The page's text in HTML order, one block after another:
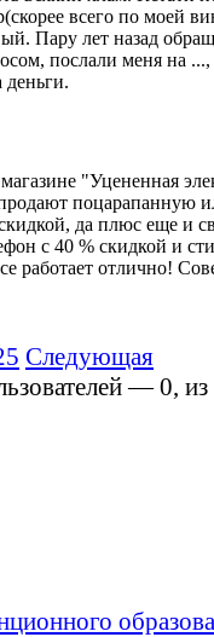
всего по моей
Пару лет назад
послали меня на
деньги.
"Уцененная
поцарапанную
да плюс еще и
с 40 % скидкой и
работает отлично!
Следующая
—0,